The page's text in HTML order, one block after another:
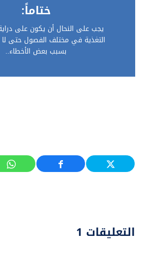
ختاماً:
يجب على النحال أن يكون على
التغذية في مختلف الفصول حتى لا
بسبب بعض الأخطاء..
التعليقات 1